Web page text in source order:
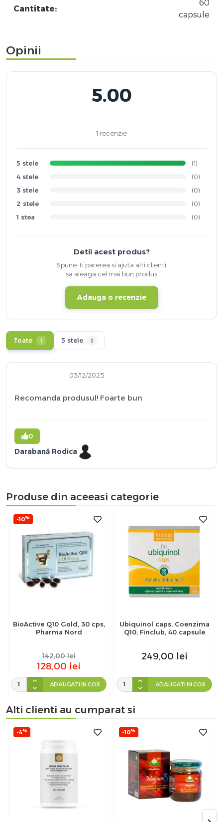
Cantitate:
60
capsule
Opinii
5.00
1 recenzie
5 stele
(1)
4 stele
(0)
3 stele
(0)
2 stele
(0)
1 stea
(0)
Detii acest produs?
Spune-ti parerea si ajuta alti clienti
sa aleaga cel mai bun produs
Adauga o recenzie
Toate 1 5 stele 1
03/12/2025
Recomanda produsul! Foarte bun
0
Darabană Rodica
Produse din aceeasi categorie
-10%
BioActive Q10 Gold, 30 cps,
Pharma Nord
142,00 lei
128,00 lei
ADAUGATI IN COS
Ubiquinol caps, Coenzima
Q10, Finclub, 40 capsule
249,00 lei
ADAUGATI IN COS
Alti clienti au cumparat si
-4% -10%